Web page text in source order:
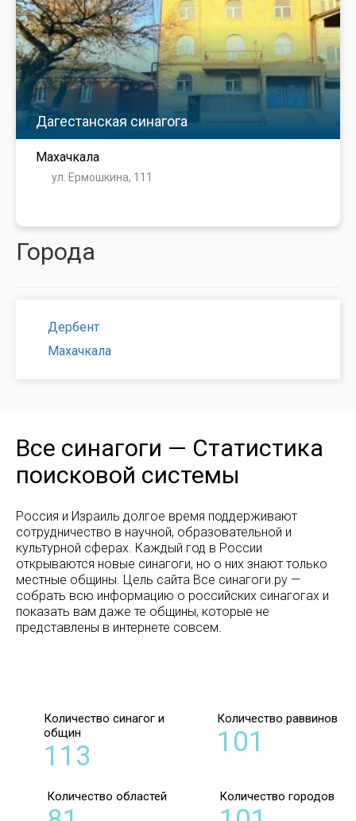
Дагестанская синагога
Махачкала
ул. Ермошкина, 111
Города
Дербент
Махачкала
Все синагоги — Статистика
поисковой системы
Россия и Израиль долгое время поддерживают
сотрудничество в научной, образовательной и
культурной сферах. Каждый год в России
открываются новые синагоги, но о них знают только
местные общины. Цель сайта Все синагоги.ру —
собрать всю информацию о российских синагогах и
показать вам даже те общины, которые не
представлены в интернете совсем.
Количество синагог и
общин
113
Количество раввинов
101
Количество областей Количество городов